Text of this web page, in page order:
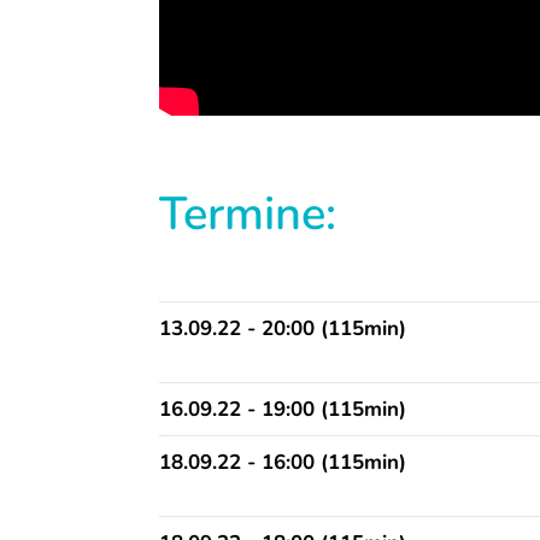
Termine:
13.09.22 - 20:00 (115min)
16.09.22 - 19:00 (115min)
18.09.22 - 16:00 (115min)